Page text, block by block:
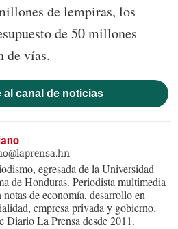
de lempiras, los
de 50 millones
de vías.
al canal de noticias
egresada de la Universidad
de Honduras. Periodista multimedia
de economía, desarrollo en
empresa privada y gobierno.
Diario La Prensa desde 2011.